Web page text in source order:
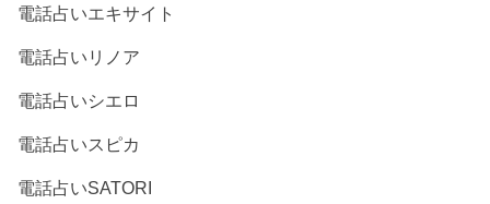
電話占いエキサイト
電話占いリノア
電話占いシエロ
電話占いスピカ
電話占いSATORI